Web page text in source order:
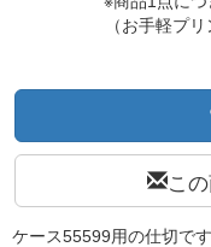
（お手軽プ
こ
ケース55599用の仕切で